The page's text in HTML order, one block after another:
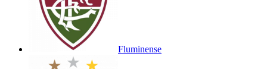
Fluminense